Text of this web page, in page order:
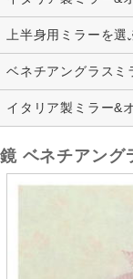
上半身用ミラーを選
ベネチアングラスミ
イタリア製ミラー&
鏡 ベネチアング